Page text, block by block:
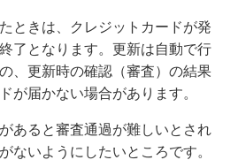
ときは、クレジットカードが発
了となります。更新は自動で行
、更新時の確認（審査）の結果
が届かない場合があります。
あると審査通過が難しいとされ
ないようにしたいところです。